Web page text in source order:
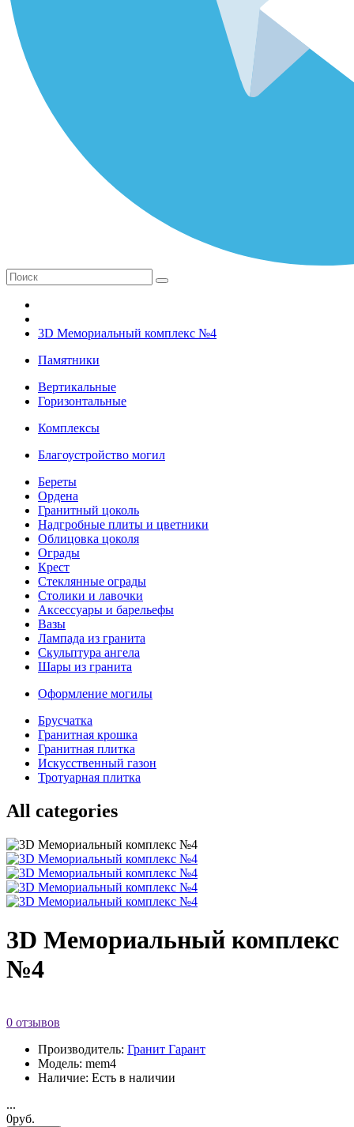
3D Мемориальный комплекс №4
Памятники
Вертикальные
Горизонтальные
Комплексы
Благоустройство могил
Береты
Ордена
Гранитный цоколь
Надгробные плиты и цветники
Облицовка цоколя
Ограды
Крест
Стеклянные ограды
Столики и лавочки
Аксессуары и барельефы
Вазы
Лампада из гранита
Скульптура ангела
Шары из гранита
Оформление могилы
Брусчатка
Гранитная крошка
Гранитная плитка
Искусственный газон
Тротуарная плитка
All categories
3D Мемориальный комплекс
№4
0 отзывов
Производитель: Гранит Гарант
Модель: mem4
Наличие: Есть в наличии
...
0руб.